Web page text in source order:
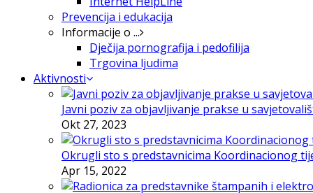
Prevencija i edukacija
Informacije o ...
Dječija pornografija i pedofilija
Trgovina ljudima
Aktivnosti
Javni poziv za objavljivanje prakse u
Okt 27, 2023
Okrugli sto s predstavnicima Koordinacionog
Apr 15, 2022